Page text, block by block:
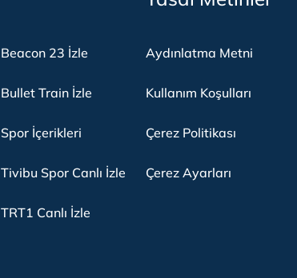
Beacon 23 İzle
Bullet Train İzle
Spor İçerikleri
Tivibu Spor Canlı İzle
TRT1 Canlı İzle
Aydınlatma Metni
Kullanım Koşulları
Çerez Politikası
Çerez Ayarları